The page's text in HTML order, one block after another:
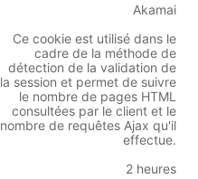
Akamai
Ce cookie est utilisé dans le
cadre de la méthode de
détection de la validation de
la session et permet de suivre
le nombre de pages HTML
consultées par le client et le
nombre de requêtes Ajax qu'il
effectue.
2 heures